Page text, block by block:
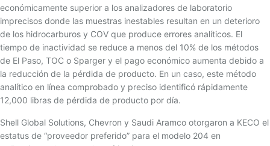
económicamente superior a los analizadores de laboratorio
imprecisos donde las muestras inestables resultan en un deterioro
de los hidrocarburos y COV que produce errores analíticos. El
tiempo de inactividad se reduce a menos del 10% de los métodos
de El Paso, TOC o Sparger y el pago económico aumenta debido a
la reducción de la pérdida de producto. En un caso, este método
analítico en línea comprobado y preciso identificó rápidamente
12,000 libras de pérdida de producto por día.
Shell Global Solutions, Chevron y Saudi Aramco otorgaron a KECO el
estatus de “proveedor preferido” para el modelo 204 en